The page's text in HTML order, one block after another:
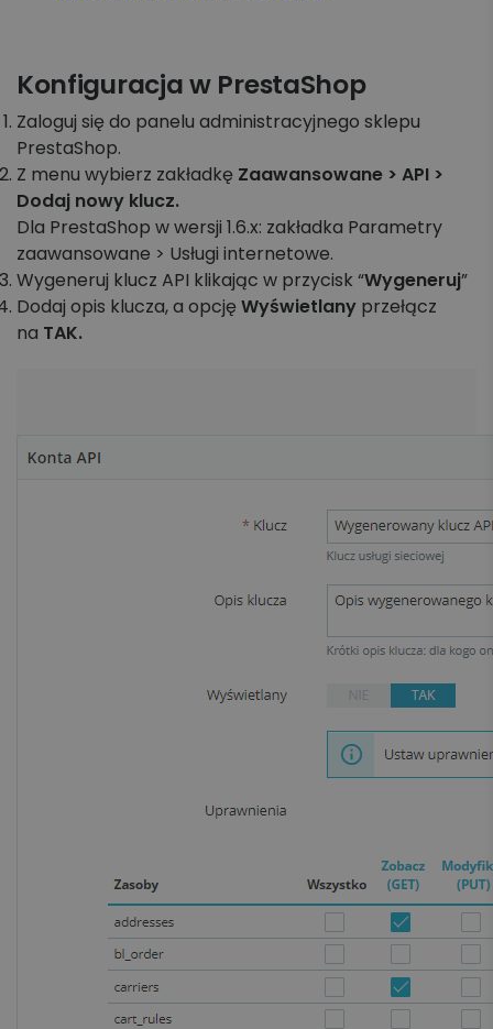
Konfiguracja w PrestaShop
Zaloguj się do panelu administracyjnego sklepu
PrestaShop.
Z menu wybierz zakładkę Zaawansowane > API >
Dodaj nowy klucz.
Dla PrestaShop w wersji 1.6.x: zakładka Parametry
zaawansowane > Usługi internetowe.
Wygeneruj klucz API klikając w przycisk “Wygeneruj”
Dodaj opis klucza, a opcjęWyświetlany przełącz
na TAK.